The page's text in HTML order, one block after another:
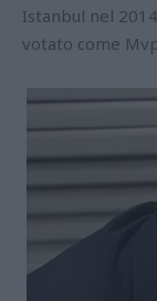
Istanbul nel
votato come